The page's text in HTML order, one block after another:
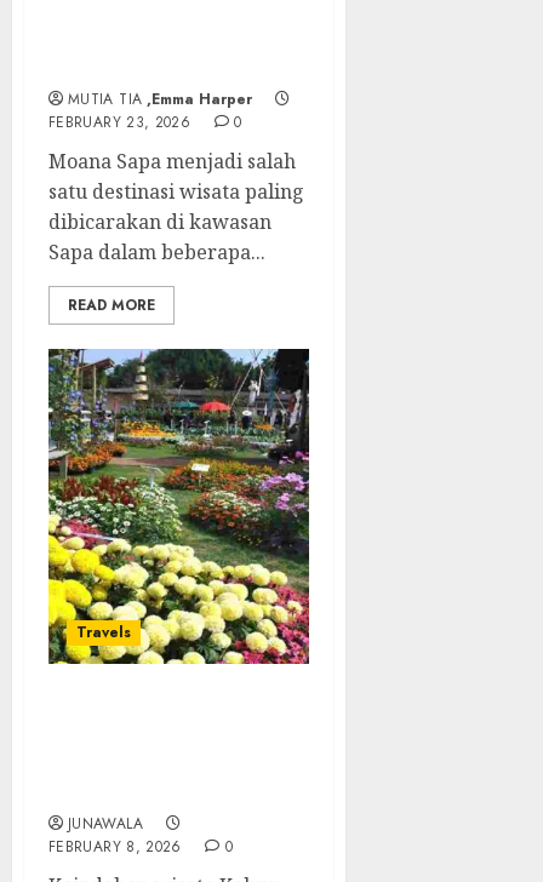
MUTIA TIA ,Emma Harper
FEBRUARY 23, 2026
0
Moana Sapa menjadi salah
satu destinasi wisata paling
dibicarakan di kawasan
Sapa dalam beberapa...
READ MORE
Travels
JUNAWALA
FEBRUARY 8, 2026
0